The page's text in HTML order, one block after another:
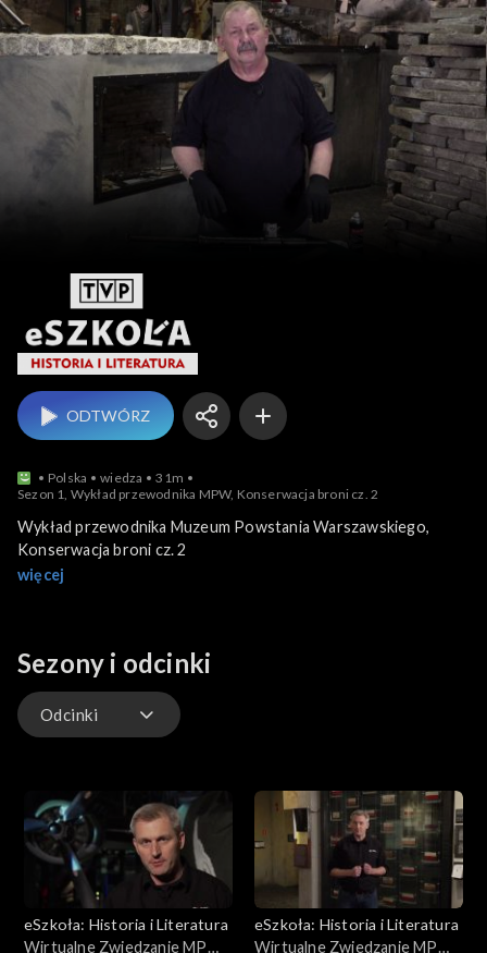
eSzkoła: Historia i
ODTWÓRZ
Polska wiedza
31m
Sezon 1, Wykład przewodnika MPW, Konserwacja broni cz. 2
Wykład przewodnika Muzeum Powstania Warszawskiego,
Konserwacja broni cz. 2
więcej
Sezony i odcinki
Odcinki
eSzkoła: Historia i Literatura
Wirtualne Zwiedzanie MPW,
eSzkoła: Historia i Literatura
Wirtualne Zwiedzanie MPW,